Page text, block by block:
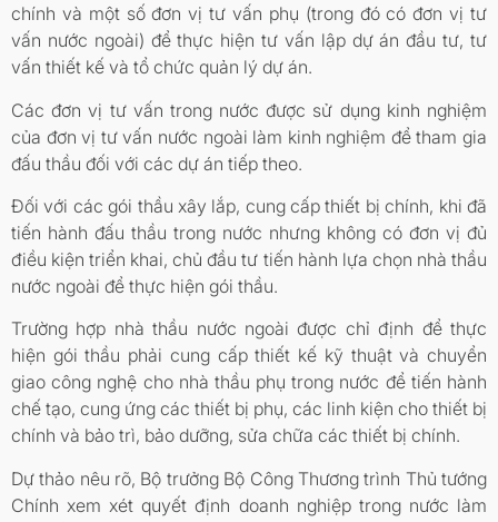
chính và một số đơn vị tư vấn phụ (trong đó có đơn vị tư
vấn nước ngoài) để thực hiện tư vấn lập dự án đầu tư, tư
vấn thiết kế và tổ chức quản lý dự án.
Các đơn vị tư vấn trong nước được sử dụng kinh nghiệm
của đơn vị tư vấn nước ngoài làm kinh nghiệm để tham gia
đấu thầu đối với các dự án tiếp theo.
Đối với các gói thầu xây lắp, cung cấp thiết bị chính, khi đã
tiến hành đấu thầu trong nước nhưng không có đơn vị đủ
điều kiện triển khai, chủ đầu tư tiến hành lựa chọn nhà thầu
nước ngoài để thực hiện gói thầu.
Trường hợp nhà thầu nước ngoài được chỉ định để thực
hiện gói thầu phải cung cấp thiết kế kỹ thuật và chuyển
giao công nghệ cho nhà thầu phụ trong nước để tiến hành
chế tạo, cung ứng các thiết bị phụ, các linh kiện cho thiết bị
chính và bảo trì, bảo dưỡng, sửa chữa các thiết bị chính.
Dự thảo nêu rõ, Bộ trưởng Bộ Công Thương trình Thủ tướng
Chính xem xét quyết định doanh nghiệp trong nước làm